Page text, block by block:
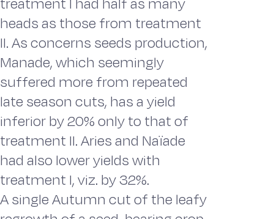
heads as those from treatment
II. As concerns seeds production,
Manade, which seemingly
suffered more from repeated
late season cuts, has a yield
inferior by 20% only to that of
treatment II. Aries and Naïade
had also lower yields with
treatment I, viz. by 32%.
A single Autumn cut of the leafy